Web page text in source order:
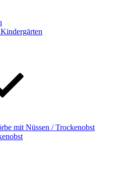
mit Nüssen / Trockenobst